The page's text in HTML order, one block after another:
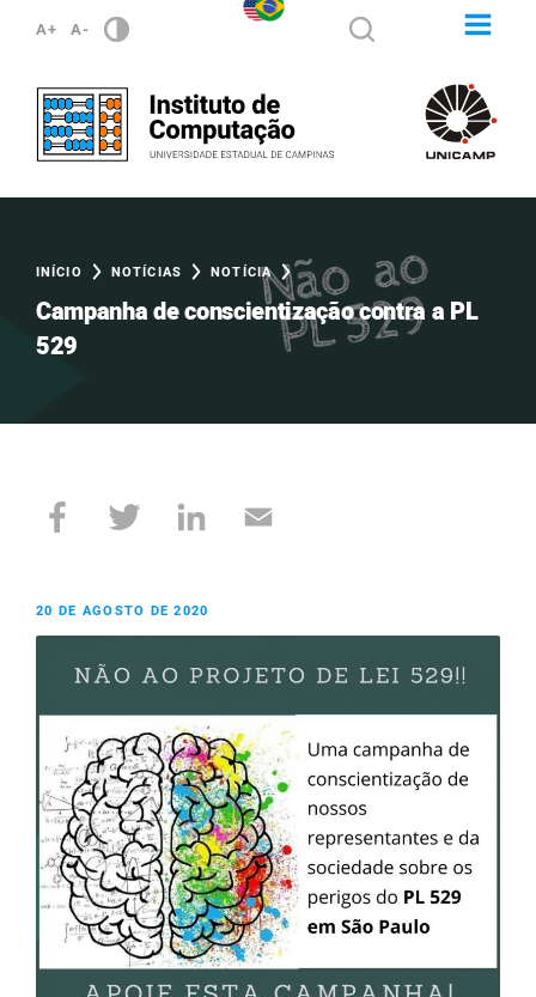
A+ A-
INÍCIO NOTÍCIAS NOTÍCIA
Campanha de conscientização contra a PL
529
20 DE AGOSTO DE 2020